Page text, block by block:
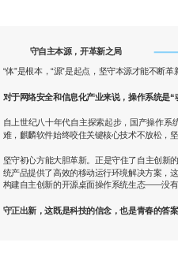
守自主本源，开革新之局
“体”是根本，“源”是起点，坚守本源才能不断革
对于网络安全和信息化产业来说，操作系统是“
自上世纪八十年代自主探索起步，国产操作
难，麒麟软件始终咬住关键核心技术不放松，
坚守初心方能大胆革新。正是守住了自主创新
统产品提供了高效的移动运行环境解决方案，
构建自主创新的开源桌面操作系统生态——没有
守正出新，这既是科技的信念，也是青春的答案